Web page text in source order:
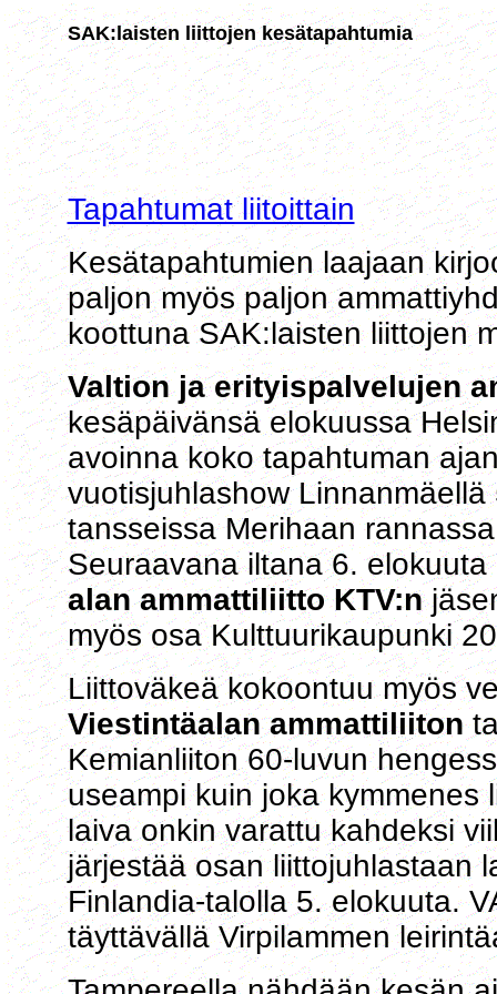
SAK:laisten liittojen kesätapahtumia
Tapahtumat liitoittain
Kesätapahtumien laajaan
paljon myös paljon
koottuna SAK:laisten liittojen
Valtion ja erityispalvelujen
kesäpäivänsä elokuussa
avoinna koko tapahtuman
vuotisjuhlashow
tansseissa Merihaan
Seuraavana iltana 6.
alan ammattiliitto KTV:n
myös osa Kulttuurikaupunki
Liittoväkeä kokoontuu myös
Viestintäalan ammattiliiton
Kemianliiton 60-luvun
useampi kuin joka kymmenes
laiva onkin varattu kahdeksi
järjestää osan liittojuhlastaan
Finlandia-talolla 5. elokuuta.
täyttävällä Virpilammen